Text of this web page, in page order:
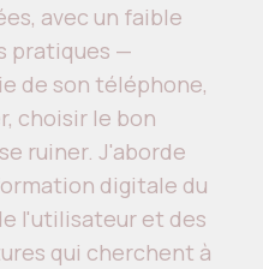
avec un faible
pratiques —
de son téléphone,
choisir le bon
ruiner. J'aborde
digitale du
l'utilisateur et des
qui cherchent à